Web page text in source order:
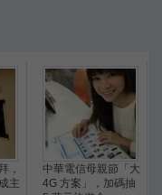
，
主
中華電信母親節「大
4G 方案」，加碼抽